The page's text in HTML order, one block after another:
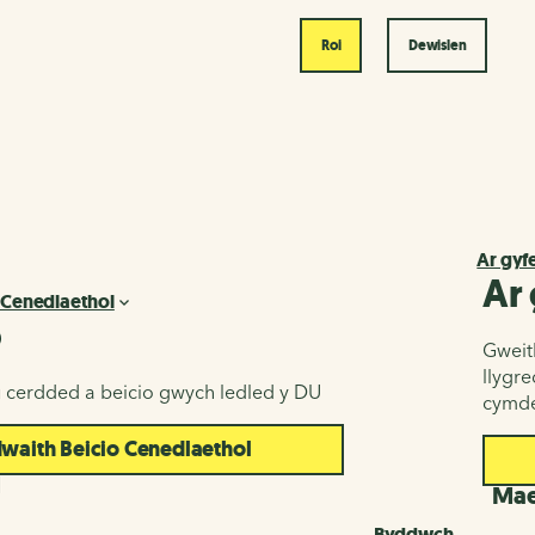
Roi Dewislen
a beicio gwych ledled y DU
Beicio Cenedlaethol
Ar
Ar